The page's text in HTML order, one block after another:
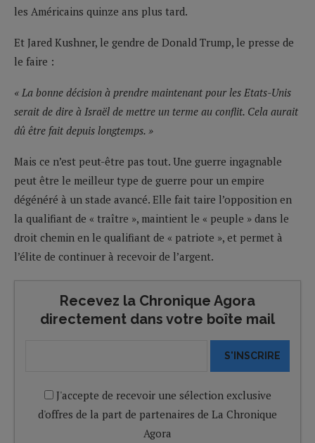
les Américains quinze ans plus tard.
Et Jared Kushner, le gendre de Donald Trump, le presse de
le faire :
« La bonne décision à prendre maintenant pour les Etats-Unis
serait de dire à Israël de mettre un terme au conflit. Cela aurait
dû être fait depuis longtemps. »
Mais ce n’est peut-être pas tout. Une guerre ingagnable
peut être le meilleur type de guerre pour un empire
dégénéré à un stade avancé. Elle fait taire l’opposition en
la qualifiant de « traître », maintient le « peuple » dans le
droit chemin en le qualifiant de « patriote », et permet à
l’élite de continuer à recevoir de l’argent.
Recevez la Chronique Agora
directement dans votre boîte mail
S'INSCRIRE
J'accepte de recevoir une sélection exclusive
d'offres de la part de partenaires de La Chronique
Agora